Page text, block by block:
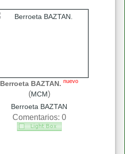
Berroeta BAZTAN. nuevo
(MCM)
Berroeta BAZTAN
Comentarios: 0